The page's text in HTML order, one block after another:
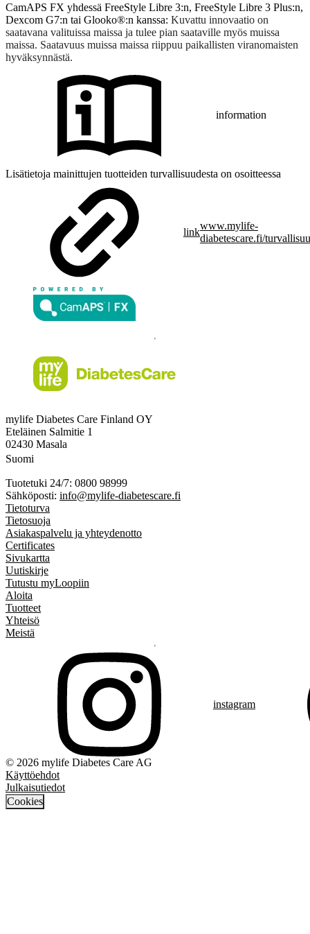
CamAPS FX yhdessä FreeStyle Libre 3:n, FreeStyle Libre 3 Plus:n,
Dexcom G7:n tai Glooko®:n kanssa: Kuvattu innovaatio on
saatavana valituissa maissa ja tulee pian saataville myös muissa
maissa. Saatavuus muissa maissa riippuu paikallisten viranomaisten
hyväksynnästä.
information
Lisätietoja mainittujen tuotteiden turvallisuudesta on osoitteessa
link
www.mylife-
diabetescare.fi/
mylife Diabetes Care Finland OY
Eteläinen Salmitie 1
02430 Masala
Suomi
Tuotetuki 24/7: 0800 98999
Sähköposti: info@mylife-diabetescare.fi
Tietoturva
Tietosuoja
Asiakaspalvelu ja yhteydenotto
Certificates
Sivukartta
Uutiskirje
Tutustu myLoopiin
Aloita
Tuotteet
Yhteisö
Meistä
instagram
© 2026 mylife Diabetes Care AG
Käyttöehdot
Julkaisutiedot
Cookies